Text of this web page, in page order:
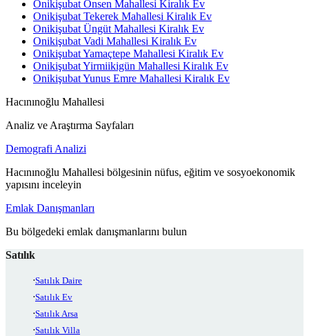
Onikişubat Önsen Mahallesi Kiralık Ev
Onikişubat Tekerek Mahallesi Kiralık Ev
Onikişubat Üngüt Mahallesi Kiralık Ev
Onikişubat Vadi Mahallesi Kiralık Ev
Onikişubat Yamaçtepe Mahallesi Kiralık Ev
Onikişubat Yirmiikigün Mahallesi Kiralık Ev
Onikişubat Yunus Emre Mahallesi Kiralık Ev
Hacınınoğlu Mahallesi
Analiz ve Araştırma Sayfaları
Demografi Analizi
Hacınınoğlu Mahallesi bölgesinin nüfus, eğitim ve sosyoekonomik
yapısını inceleyin
Emlak Danışmanları
Bu bölgedeki emlak danışmanlarını bulun
Satılık
Satılık Daire
Satılık Ev
Satılık Arsa
Satılık Villa